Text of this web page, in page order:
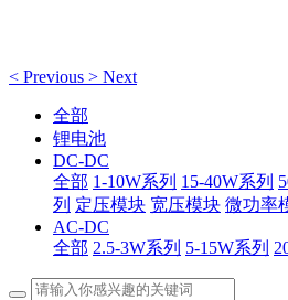
< Previous > Next
全部
锂电池
DC-DC
全部 1-10W系列 15-40W系列
列 定压模块 宽压模块 微功率
AC-DC
全部 2.5-3W系列 5-15W系列